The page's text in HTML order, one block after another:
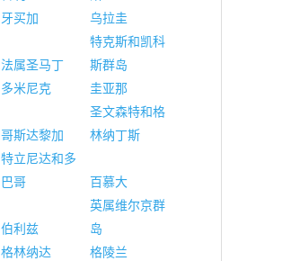
牙买加
乌拉圭
法属圣马丁
特克斯和凯科
斯群岛
多米尼克
圭亚那
哥斯达黎加
圣文森特和格
林纳丁斯
特立尼达和多
巴哥
百慕大
伯利兹
英属维尔京群
岛
格林纳达
格陵兰